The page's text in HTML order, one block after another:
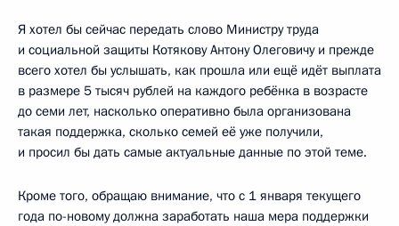
Я хотел бы сейчас передать слово Министру труда
и социальной защиты Котякову Антону Олеговичу и прежде
всего хотел бы услышать, как прошла или ещё идёт выплата
в размере 5 тысяч рублей на каждого ребёнка в возрасте
до семи лет, насколько оперативно была организована
такая поддержка, сколько семей её уже получили,
и просил бы дать самые актуальные данные по этой теме.
Кроме того, обращаю внимание, что с 1 января текущего
года по-новому должна заработать наша мера поддержки